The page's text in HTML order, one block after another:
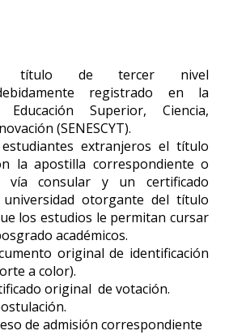
título de tercer nivel
registrado en la
Superior, Ciencia,
(SENESCYT).
extranjeros el título
la apostilla correspondiente o
vía consular y un certificado
otorgante del título
los estudios le permitan cursar
académicos.
original de identificación
a color).
original de votación.
de admisión correspondiente